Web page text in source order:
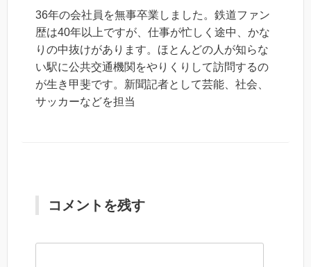
36年の会社員を無事卒業しました。鉄道ファン
歴は40年以上ですが、仕事が忙しく途中、かな
りの中抜けがあります。ほとんどの人が知らな
い駅に公共交通機関をやりくりして訪問するの
が生き甲斐です。新聞記者として芸能、社会、
サッカーなどを担当
コメントを残す